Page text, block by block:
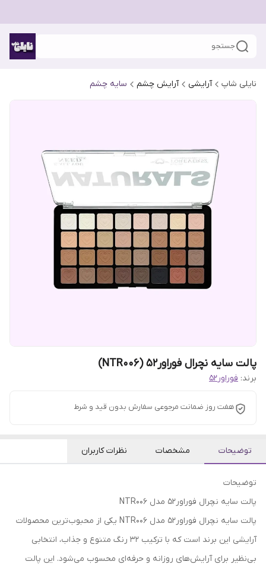
جستجو
نایلی شاپ آرایشی آرایش چشم سایه چشم
پالت سایه نچرال فوراور52 (NTR006)
برند: فوراور52
هفت روز ضمانت مرجوعی سفارش بدون قید و شرط
توضیحات مشخصات نظرات کاربران
توضیحات
پالت سایه نچرال فوراور52 مدل NTR006
پالت سایه نچرال فوراور52 مدل NTR006 یکی از محبوب‌ترین محصولات
آرایشی این برند است که با ترکیب ۳۲ رنگ متنوع و جذاب، انتخابی
بی‌نظیر برای آرایش‌های روزانه و حرفه‌ای محسوب می‌شود. این پالت